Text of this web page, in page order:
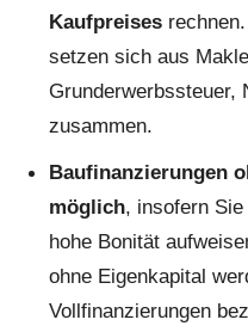
Kaufpreises
setzen sich aus
Grunderwerbssteuer,
zusammen.
Baufinanzierungen
möglich, insofern
hohe Bonität
ohne Eigenkapital
Vollfinanzierungen